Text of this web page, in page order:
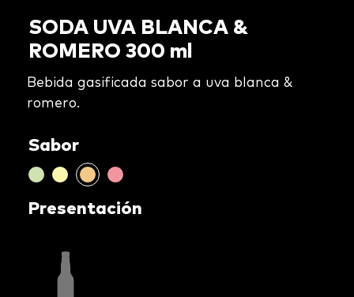
SODA UVA BLANCA &
ROMERO 300 ml
Bebida gasificada sabor a uva blanca &
romero.
Sabor
Presentación